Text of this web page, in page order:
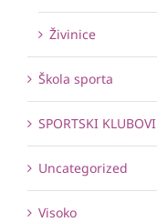
Živinice
Škola sporta
SPORTSKI KLUBOVI
Uncategorized
Visoko